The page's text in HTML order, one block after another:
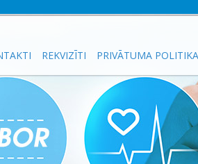
REKVIZĪTI PRIVĀTUMA POLITIKA